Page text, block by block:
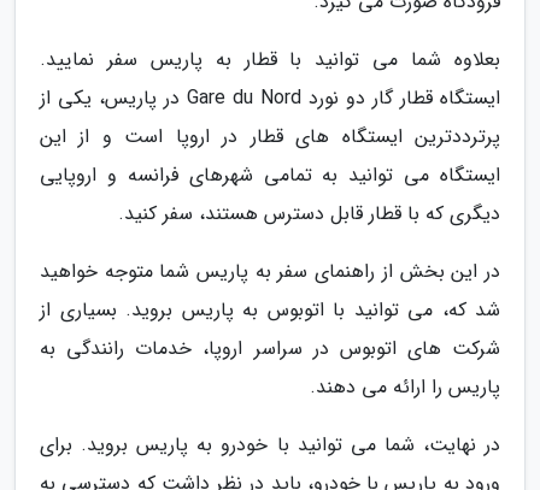
بعلاوه شما می توانید با قطار به پاریس سفر نمایید.
ایستگاه قطار گار دو نورد Gare du Nord در پاریس، یکی از
پرترددترین ایستگاه های قطار در اروپا است و از این
ایستگاه می توانید به تمامی شهرهای فرانسه و اروپایی
دیگری که با قطار قابل دسترس هستند، سفر کنید.
در این بخش از راهنمای سفر به پاریس شما متوجه خواهید
شد که، می توانید با اتوبوس به پاریس بروید. بسیاری از
شرکت های اتوبوس در سراسر اروپا، خدمات رانندگی به
پاریس را ارائه می دهند.
در نهایت، شما می توانید با خودرو به پاریس بروید. برای
ورود به پاریس با خودرو، باید در نظر داشت که دسترسی به